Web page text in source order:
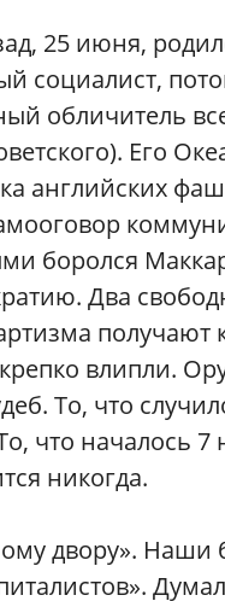
25 июня,
социалист,
обличитель
Его
английских
боролся
Два
влипли.
То, что
что началось
никогда.
двору». Наши